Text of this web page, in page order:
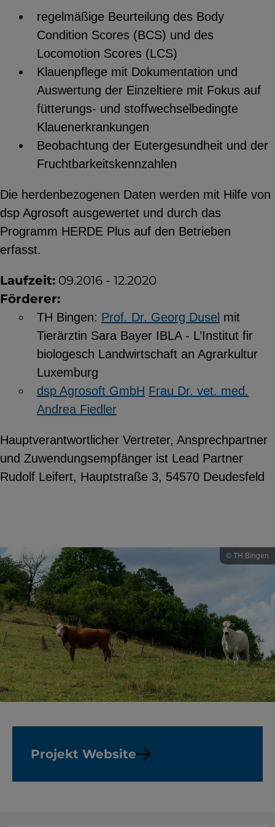
regelmäßige Beurteilung des Body
Condition Scores (BCS) und des
Locomotion Scores (LCS)
Klauenpflege mit Dokumentation und
Auswertung der Einzeltiere mit Fokus auf
fütterungs- und stoffwechselbedingte
Klauenerkrankungen
Beobachtung der Eutergesundheit und der
Fruchtbarkeitskennzahlen
Die herdenbezogenen Daten werden mit Hilfe von
dsp Agrosoft ausgewertet und durch das
Programm HERDE Plus auf den Betrieben
erfasst.
Laufzeit: 09.2016 - 12.2020
Förderer:
TH Bingen: Prof. Dr. Georg Dusel mit
Tierärztin Sara Bayer IBLA - L’Institut fir
biologesch Landwirtschaft an Agrarkultur
Luxemburg
dsp Agrosoft GmbH Frau Dr. vet. med.
Andrea Fiedler
Hauptverantwortlicher Vertreter, Ansprechpartner
und Zuwendungsempfänger ist Lead Partner
Rudolf Leifert, Hauptstraße 3, 54570 Deudesfeld
© TH Bingen
Projekt Website